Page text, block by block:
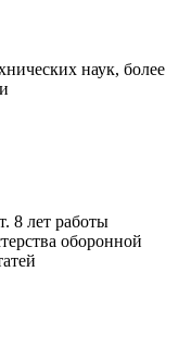
наук, более
8 лет работы
оборонной